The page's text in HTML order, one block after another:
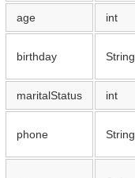
age int
birthday String
maritalStatus int
phone String